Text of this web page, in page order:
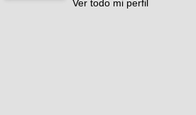
Ver todo mi perfil